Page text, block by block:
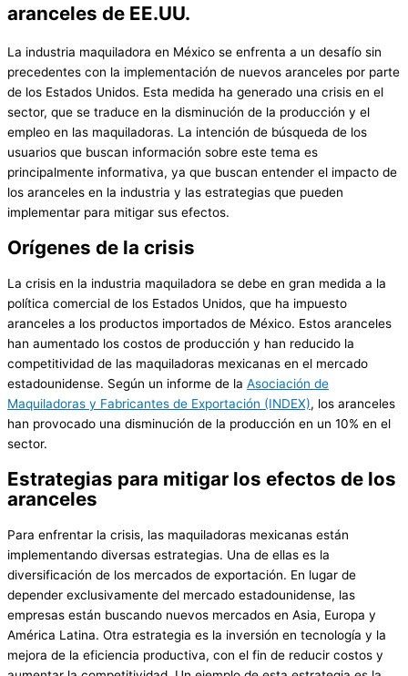
aranceles de EE.UU.
La industria maquiladora en México se enfrenta a un desafío sin
precedentes con la implementación de nuevos aranceles por parte
de los Estados Unidos. Esta medida ha generado una crisis en el
sector, que se traduce en la disminución de la producción y el
empleo en las maquiladoras. La intención de búsqueda de los
usuarios que buscan información sobre este tema es
principalmente informativa, ya que buscan entender el impacto de
los aranceles en la industria y las estrategias que pueden
implementar para mitigar sus efectos.
Orígenes de la crisis
La crisis en la industria maquiladora se debe en gran medida a la
política comercial de los Estados Unidos, que ha impuesto
aranceles a los productos importados de México. Estos aranceles
han aumentado los costos de producción y han reducido la
competitividad de las maquiladoras mexicanas en el mercado
estadounidense. Según un informe de la Asociación de
Maquiladoras y Fabricantes de Exportación (INDEX), los aranceles
han provocado una disminución de la producción en un 10% en el
sector.
Estrategias para mitigar los efectos de los
aranceles
Para enfrentar la crisis, las maquiladoras mexicanas están
implementando diversas estrategias. Una de ellas es la
diversificación de los mercados de exportación. En lugar de
depender exclusivamente del mercado estadounidense, las
empresas están buscando nuevos mercados en Asia, Europa y
América Latina. Otra estrategia es la inversión en tecnología y la
mejora de la eficiencia productiva, con el fin de reducir costos y